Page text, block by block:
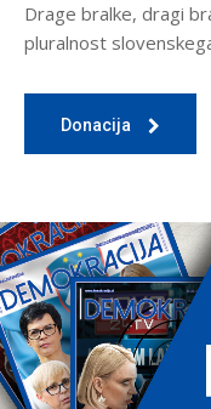
Drage bralke, dragi
pluralnost
Donacija